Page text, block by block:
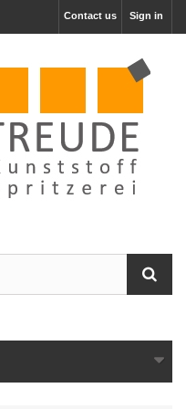
Sign in
Contact us